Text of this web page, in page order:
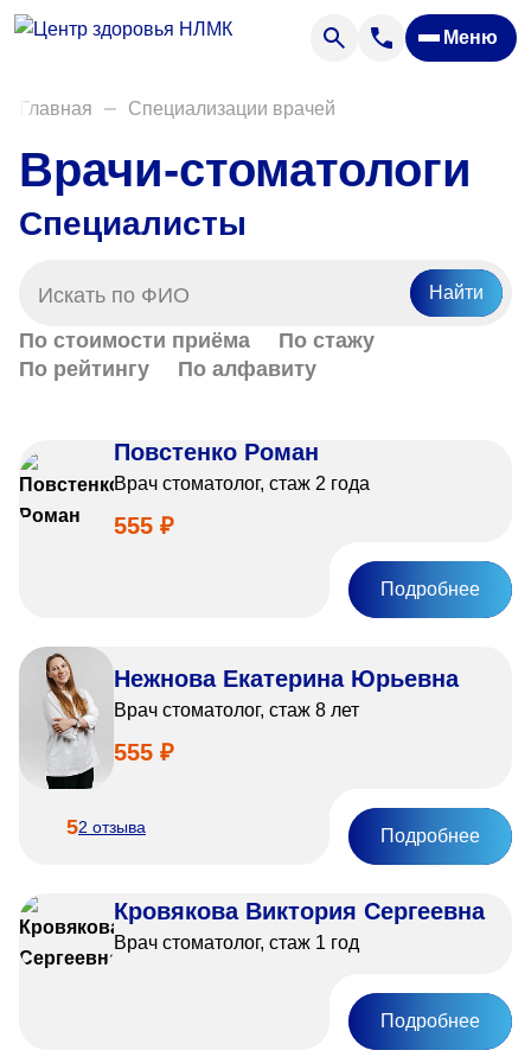
Меню
Анализы
Акции
Пациентам
Вакансии
Закупки
Направления деятельности
Новости
Контакты
Центр здоровья НЛМК
398005, г. Липецк, пл. Металлургов, 1
Суббота 08:00–16:00
Регистратура
+7 (4742) 55-55-43
Санаторий-профилакторий
Главная Специализации врачей
Врачи-стоматологи
Специалисты
Найти
По стоимости приёма
По стажу
По рейтингу
По алфавиту
Повстенко Роман
Врач стоматолог, стаж 2 года
555 ₽
Подробнее
Нежнова Екатерина Юрьевна
Врач стоматолог, стаж 8 лет
555 ₽
52 отзыва Подробнее
Кровякова Виктория Сергеевна
Врач стоматолог, стаж 1 год
Подробнее